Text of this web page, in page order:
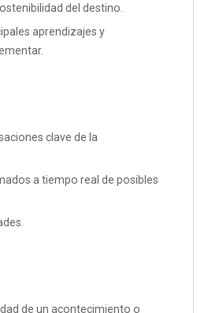
del destino.
aprendizajes y
clave de la
a tiempo real de posibles
de un acontecimiento o